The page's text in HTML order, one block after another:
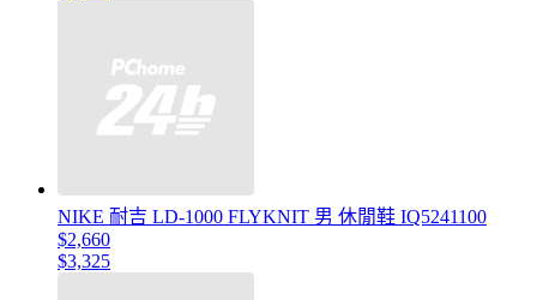
NIKE 耐吉 LD-1000 FLYKNIT 男 休閒鞋 IQ5241100
$2,660
$3,325